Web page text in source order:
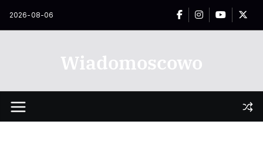
2026-08-06
Wiadomoscowo